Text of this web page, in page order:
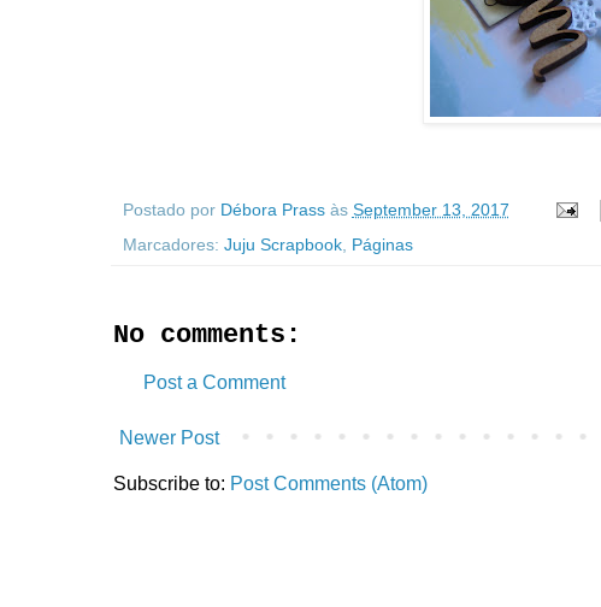
Postado por Débora Prass às September 13, 2017
Marcadores: Juju Scrapbook, Páginas
No comments:
Post a Comment
Newer Post
Subscribe to: Post Comments (Atom)